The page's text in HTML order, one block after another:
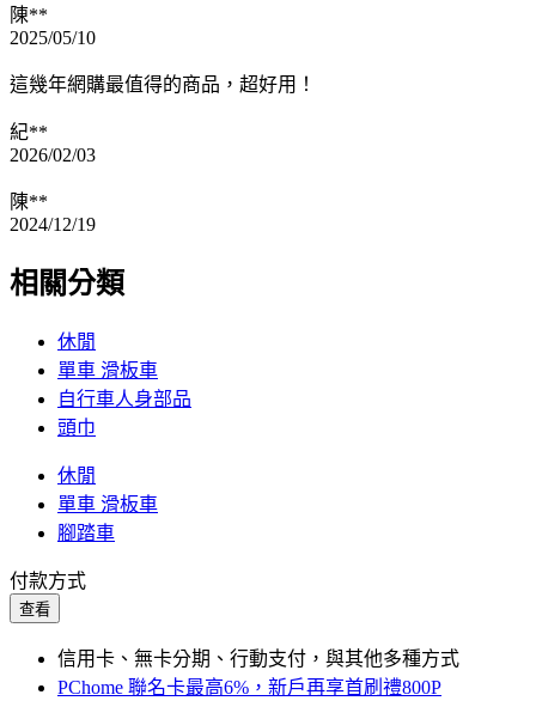
陳**
2025/05/10
這幾年網購最值得的商品，超好用！
紀**
2026/02/03
陳**
2024/12/19
相關分類
休閒
單車 滑板車
自行車人身部品
頭巾
休閒
單車 滑板車
腳踏車
付款方式
查看
信用卡、無卡分期、行動支付，與其他多種方式
PChome 聯名卡最高6%，新戶再享首刷禮800P